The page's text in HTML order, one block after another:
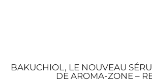
BAKUCHIOL, LE NOUVEAU
DE AROMA-ZONE –